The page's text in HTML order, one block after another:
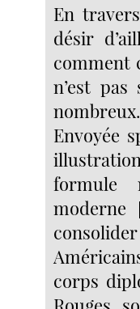
En
désir
comment
n’est
Envoyée
formule
moderne
corps